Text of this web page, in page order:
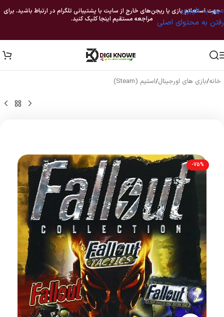
عبور به ناوبری
رفتن به محتوای اصلی
جهت استعلام بازی یا ریجن‌های خارج از سایت با پشتیبانی تلگرام در ارتباط باشید. برای
مراجعه مستقیم اینجا کلیک کنید.
خانه/بازی های اورجینال/استیم (Steam)
-75%